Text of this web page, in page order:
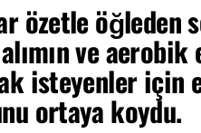
özetle öğleden
ve aerobik
isteyenler için
ortaya koydu.